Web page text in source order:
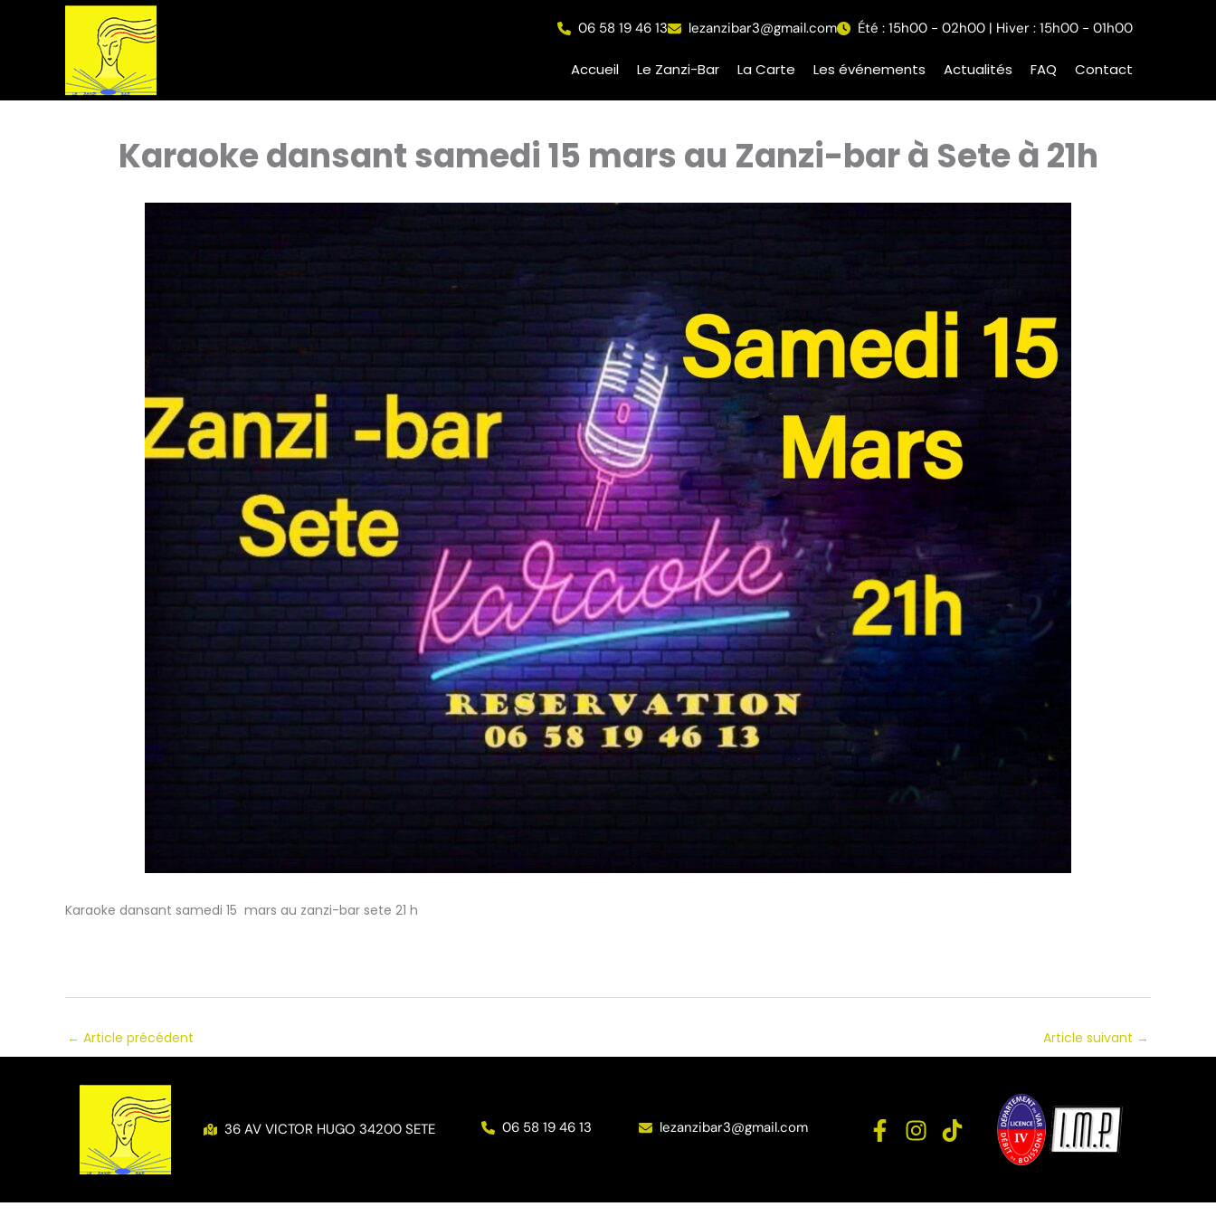
Accueil Le Zanzi-Bar La Carte Les événements Actualités FAQ Contact
06 58 19 46 13 lezanzibar3@gmail.com Été : 15h00 - 02h00 | Hiver : 15h00 - 01h00
Karaoke dansant samedi 15 mars au Zanzi-bar à Sete à 21h
Karaoke dansant samedi 15 mars au zanzi-bar sete 21 h
← Article précédent Article suivant →
36 AV VICTOR HUGO 34200 SETE 06 58 19 46 13 lezanzibar3@gmail.com